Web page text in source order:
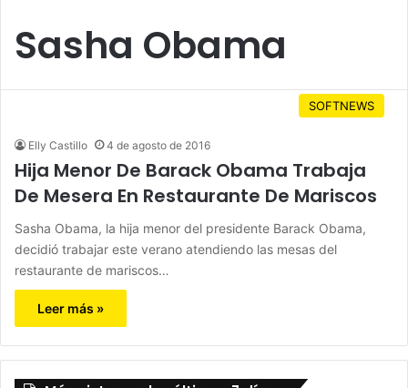
Sasha Obama
SOFTNEWS
Elly Castillo 4 de agosto de 2016
Hija Menor De Barack Obama Trabaja
De Mesera En Restaurante De Mariscos
Sasha Obama, la hija menor del presidente Barack Obama,
decidió trabajar este verano atendiendo las mesas del
restaurante de mariscos…
Leer más »